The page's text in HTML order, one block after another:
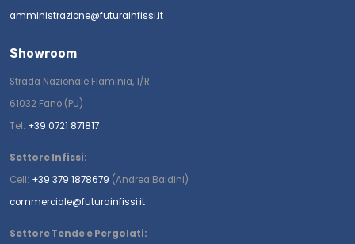
amministrazione@futurainfissi.it
Showroom
Strada Nazionale Flaminia, 1/R
61032 Fano (PU)
Tel: +39 0721 871817
Settore Infissi:
Cell: +39 379 1878679 (Andrea Baldini)
commerciale@futurainfissi.it
Settore Tende e Pergolati: